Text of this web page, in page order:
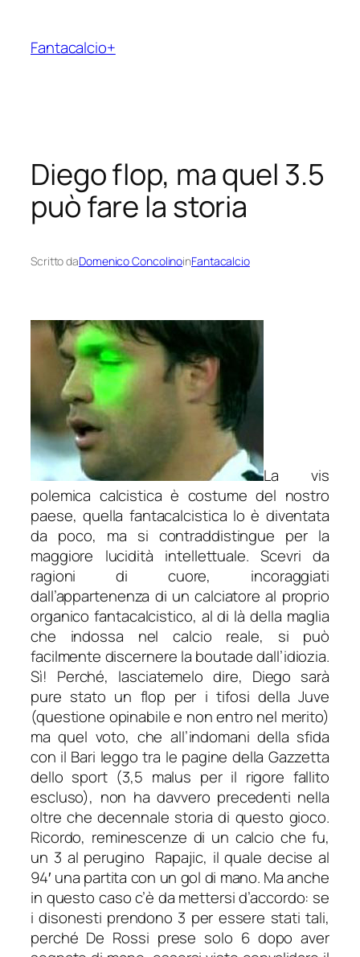
contenuto
Fantacalcio+
Diego flop, ma quel 3.5
può fare la storia
Scritto daDomenico ConcolinoinFantacalcio
La vis
polemica calcistica è costume del nostro
paese, quella fantacalcistica lo è diventata
da poco, ma si contraddistingue per la
maggiore lucidità intellettuale. Scevri da
ragioni di cuore, incoraggiati
dall’appartenenza di un calciatore al proprio
organico fantacalcistico, al di là della maglia
che indossa nel calcio reale, si può
facilmente discernere la boutade dall’idiozia.
Sì! Perché, lasciatemelo dire, Diego sarà
pure stato un flop per i tifosi della Juve
(questione opinabile e non entro nel merito)
ma quel voto, che all’indomani della sfida
con il Bari leggo tra le pagine della Gazzetta
dello sport (3,5 malus per il rigore fallito
escluso), non ha davvero precedenti nella
oltre che decennale storia di questo gioco.
Ricordo, reminescenze di un calcio che fu,
un 3 al perugino Rapajic, il quale decise al
94′ una partita con un gol di mano. Ma anche
in questo caso c’è da mettersi d’accordo: se
i disonesti prendono 3 per essere stati tali,
perché De Rossi prese solo 6 dopo aver